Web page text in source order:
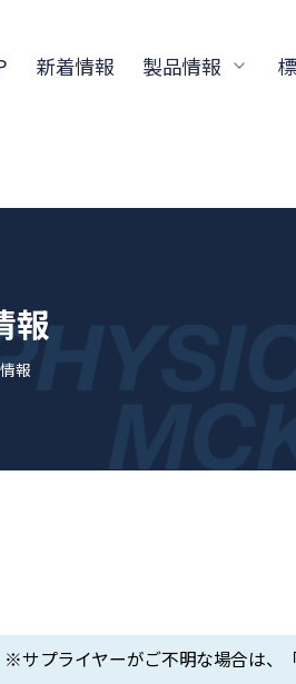
新着情報 製品情報
報
報
※サプライヤーがご不明な場合は、